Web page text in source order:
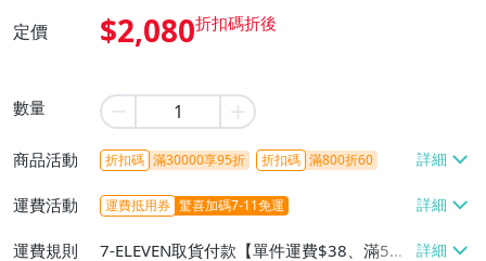
定價 $2,080
數量
商品活動 折扣碼 滿30000享95折 折扣碼 滿800折60
運費活動 運費抵用券 驚喜加碼7-11免運
運費規則
7-ELEVEN取貨付款【單件運費$38、滿5件